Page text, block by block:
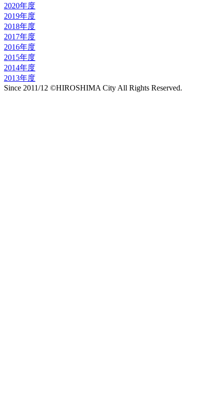
2020年度
2019年度
2018年度
2017年度
2016年度
2015年度
2014年度
2013年度
Since 2011/12 ©HIROSHIMA City All Rights Reserved.